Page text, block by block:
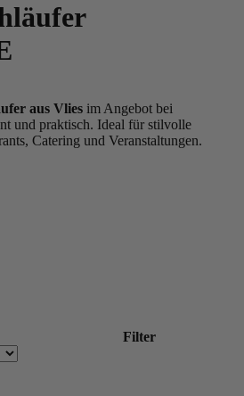
aus Vlies im Angebot bei
und praktisch. Ideal für stilvolle
Catering und Veranstaltungen.
Filter